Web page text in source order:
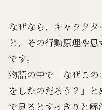
なぜなら、キャラク
と、その行動原理や
です。
物語の中で「なぜこ
をしたのだろう？」
で見るとすっきりと解